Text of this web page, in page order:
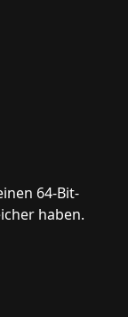
64-Bit-
haben.